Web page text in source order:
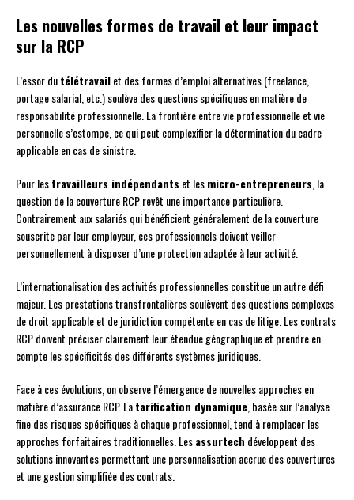
Les nouvelles formes de travail et leur impact
sur la RCP
L’essor dutélétravailet des formes d’emploi alternatives (freelance,
portage salarial, etc.) soulève des questions spécifiques en matière de
responsabilité professionnelle. La frontière entre vie professionnelle et vie
personnelle s’estompe, ce qui peut complexifier la détermination du cadre
applicable en cas de sinistre.
Pour lestravailleurs indépendants et lesmicro-entrepreneurs, la
question de la couverture RCP revêt une importance particulière.
Contrairement aux salariés qui bénéficient généralement de la couverture
souscrite par leur employeur, ces professionnels doivent veiller
personnellement à disposer d’une protection adaptée à leur activité.
L’internationalisation des activités professionnelles constitue un autre défi
majeur. Les prestations transfrontalières soulèvent des questions complexes
de droit applicable et de juridiction compétente en cas de litige. Les contrats
RCP doivent préciser clairement leur étendue géographique et prendre en
compte les spécificités des différents systèmes juridiques.
Face à ces évolutions, on observe l’émergence de nouvelles approches en
matière d’assurance RCP. Latarification dynamique, basée sur l’analyse
fine des risques spécifiques à chaque professionnel, tend à remplacer les
approches forfaitaires traditionnelles. Lesassurtech développent des
solutions innovantes permettant une personnalisation accrue des couvertures
et une gestion simplifiée des contrats.